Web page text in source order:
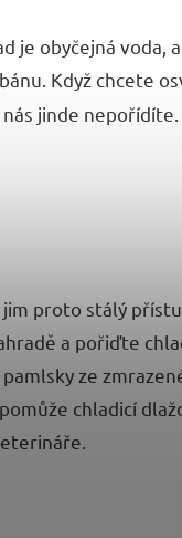
je obyčejná voda,
Když chcete
jinde
proto stálý
a pořiďte
ze
chladicí